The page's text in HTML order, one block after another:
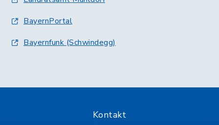
BayernPortal
Bayernfunk (Schwindegg)
Kontakt